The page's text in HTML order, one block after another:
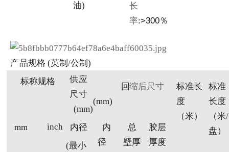
油)
长
率:>300％
产品规格 (英制/公制)
标称规格 供应
尺寸
(mm)
回缩后尺寸
(mm)
标准长
度
（米）
标准
长度
（米/
盘）
mm inch
内径
(最小
内
径
总
壁厚
胶层
厚度